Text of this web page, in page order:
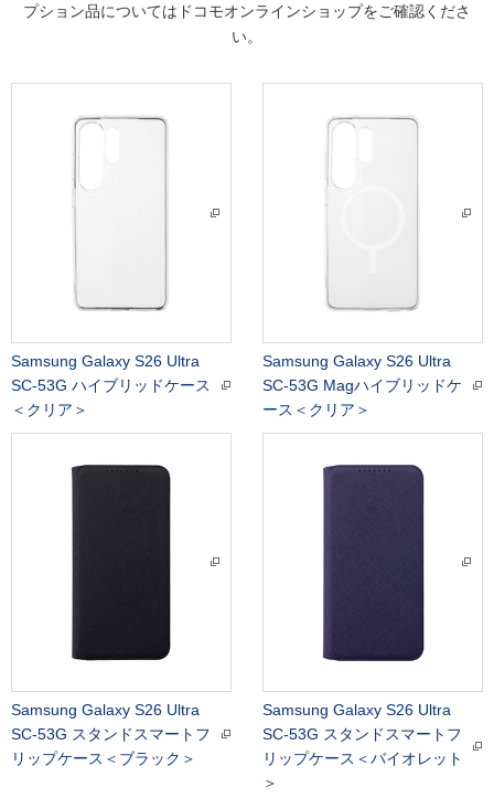
プション品についてはドコモオンラインショップをご確認くださ
い。
Samsung Galaxy S26 Ultra
SC-53G ハイブリッドケース
＜クリア＞
Samsung Galaxy S26 Ultra
SC-53G Magハイブリッドケ
ース＜クリア＞
Samsung Galaxy S26 Ultra
SC-53G スタンドスマートフ
リップケース＜ブラック＞
Samsung Galaxy S26 Ultra
SC-53G スタンドスマートフ
リップケース＜バイオレット
＞